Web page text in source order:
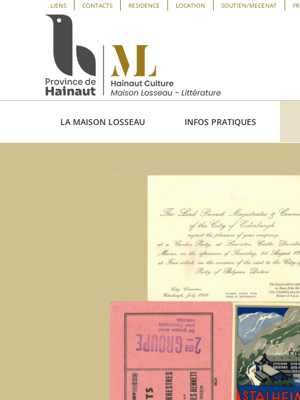
Panneau de gestion des cookies
LIENS CONTACTS RESIDENCE LOCATION SOUTIEN/MECENAT FR
LA MAISON LOSSEAU INFOS PRATIQUES